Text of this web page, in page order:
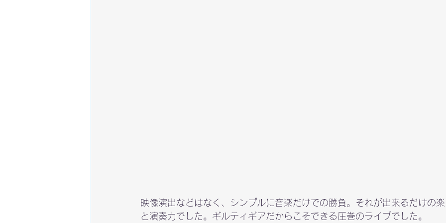
映像演出などはなく、シンプルに音楽だけでの勝負。それが出来るだけの
と演奏力でした。ギルティギアだからこそできる圧巻のライブでした。